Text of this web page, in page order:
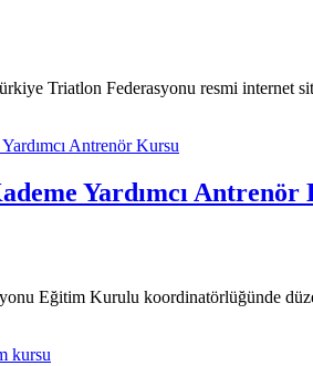
Triatlon Federasyonu resmi internet
Yardımcı Antrenör
Eğitim Kurulu koordinatörlüğünde